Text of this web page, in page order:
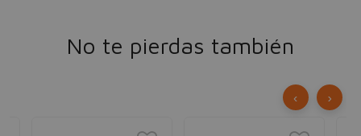
No te pierdas también
‹ ›